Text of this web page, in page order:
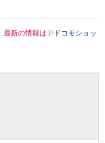
最新の情報は
ドコモショッ